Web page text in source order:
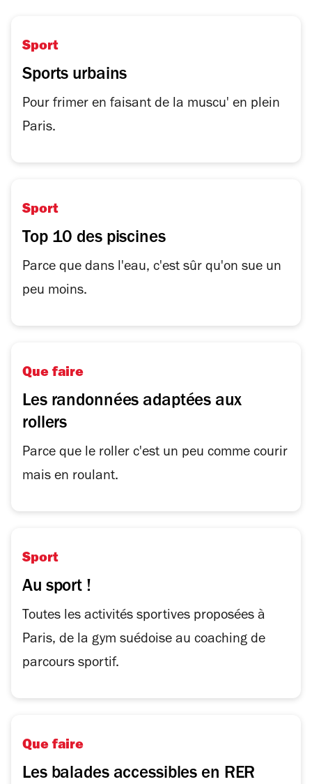
Sport
Sports urbains
Pour frimer en faisant de la muscu' en plein
Paris.
Sport
Top 10 des piscines
Parce que dans l'eau, c'est sûr qu'on sue un
peu moins.
Que faire
Les randonnées adaptées aux
rollers
Parce que le roller c'est un peu comme courir
mais en roulant.
Sport
Au sport !
Toutes les activités sportives proposées à
Paris, de la gym suédoise au coaching de
parcours sportif.
Que faire
Les balades accessibles en RER